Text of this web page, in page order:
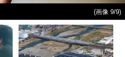
(画像 9/9)